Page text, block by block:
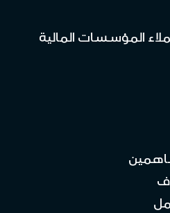
المؤسسات المالية